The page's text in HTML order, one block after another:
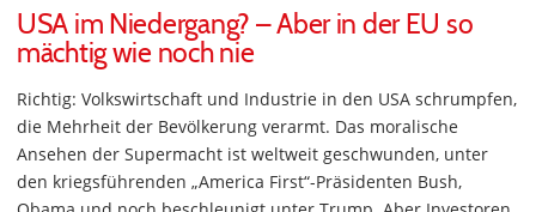
USA im Niedergang? – Aber in der EU so
mächtig wie noch nie
Richtig: Volkswirtschaft und Industrie in den USA schrumpfen,
die Mehrheit der Bevölkerung verarmt. Das moralische
Ansehen der Supermacht ist weltweit geschwunden, unter
den kriegsführenden „America First“-Präsidenten Bush,